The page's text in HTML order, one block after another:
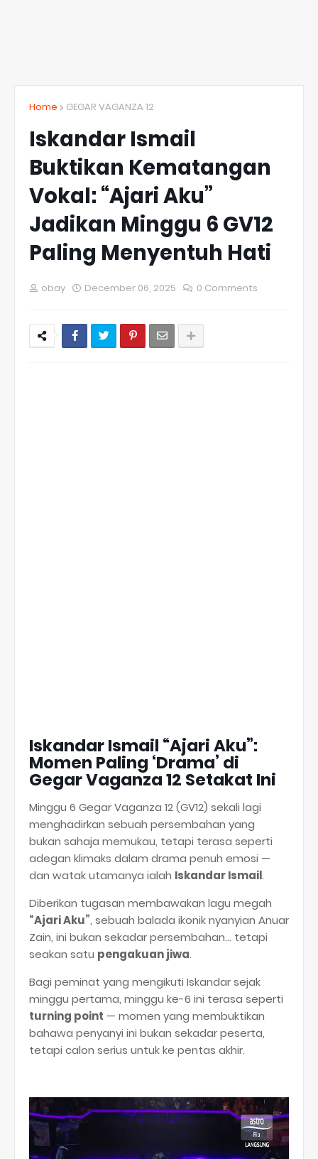
Home GEGAR VAGANZA 12
Iskandar Ismail
Buktikan Kematangan
Vokal: “Ajari Aku”
Jadikan Minggu 6 GV12
Paling Menyentuh Hati
obay December 06, 2025 0 Comments
Iskandar Ismail “Ajari Aku”:
Momen Paling ‘Drama’ di
Gegar Vaganza 12 Setakat Ini
Minggu 6 Gegar Vaganza 12 (GV12) sekali lagi
menghadirkan sebuah persembahan yang
bukan sahaja memukau, tetapi terasa seperti
adegan klimaks dalam drama penuh emosi —
dan watak utamanya ialah Iskandar Ismail.
Diberikan tugasan membawakan lagu megah
“Ajari Aku”, sebuah balada ikonik nyanyian Anuar
Zain, ini bukan sekadar persembahan… tetapi
seakan satu pengakuan jiwa.
Bagi peminat yang mengikuti Iskandar sejak
minggu pertama, minggu ke-6 ini terasa seperti
turning point — momen yang membuktikan
bahawa penyanyi ini bukan sekadar peserta,
tetapi calon serius untuk ke pentas akhir.